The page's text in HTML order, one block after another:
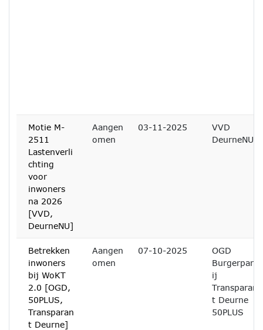
Motie M-
2511
Lastenverli
chting
voor
inwoners
na 2026
[VVD,
DeurneNU]
Aangen
omen
03-11-2025
VVD
DeurneNU
Betrekken
inwoners
bij WoKT
2.0 [OGD,
50PLUS,
Transparan
t Deurne]
Aangen
omen
07-10-2025
OGD
Burgerpart
ij
Transparan
t Deurne
50PLUS